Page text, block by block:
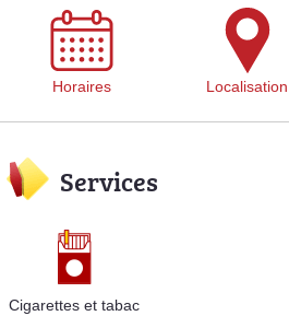
Horaires Localisation
Services
Cigarettes et tabac